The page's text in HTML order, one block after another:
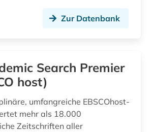
Zur Datenbank
Search Premier
host)
umfangreiche EBSCOhost-
mehr als 18.000
Zeitschriften aller